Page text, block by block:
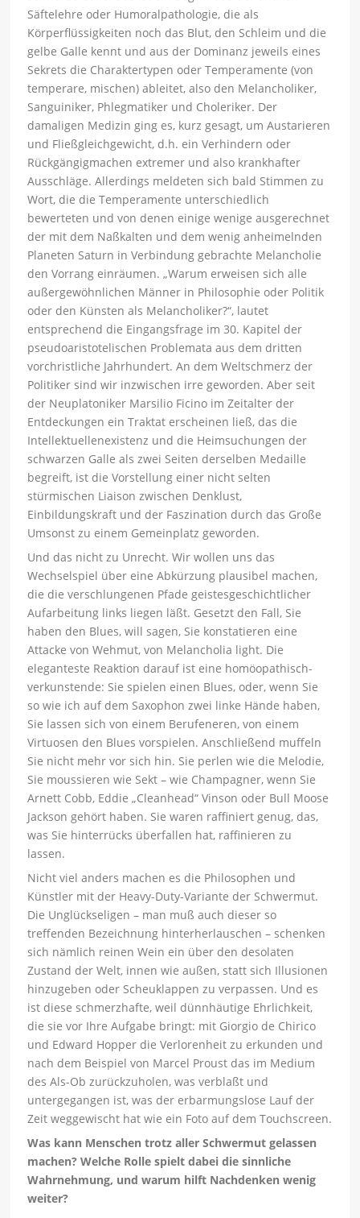
Säftelehre oder Humoralpathologie, die als
Körperflüssigkeiten noch das Blut, den Schleim und die
gelbe Galle kennt und aus der Dominanz jeweils eines
Sekrets die Charaktertypen oder Temperamente (von
temperare, mischen) ableitet, also den Melancholiker,
Sanguiniker, Phlegmatiker und Choleriker. Der
damaligen Medizin ging es, kurz gesagt, um Austarieren
und Fließgleichgewicht, d.h. ein Verhindern oder
Rückgängigmachen extremer und also krankhafter
Ausschläge. Allerdings meldeten sich bald Stimmen zu
Wort, die die Temperamente unterschiedlich
bewerteten und von denen einige wenige ausgerechnet
der mit dem Naßkalten und dem wenig anheimelnden
Planeten Saturn in Verbindung gebrachte Melancholie
den Vorrang einräumen. „Warum erweisen sich alle
außergewöhnlichen Männer in Philosophie oder Politik
oder den Künsten als Melancholiker?“, lautet
entsprechend die Eingangsfrage im 30. Kapitel der
pseudoaristotelischen Problemata aus dem dritten
vorchristliche Jahrhundert. An dem Weltschmerz der
Politiker sind wir inzwischen irre geworden. Aber seit
der Neuplatoniker Marsilio Ficino im Zeitalter der
Entdeckungen ein Traktat erscheinen ließ, das die
Intellektuellenexistenz und die Heimsuchungen der
schwarzen Galle als zwei Seiten derselben Medaille
begreift, ist die Vorstellung einer nicht selten
stürmischen Liaison zwischen Denklust,
Einbildungskraft und der Faszination durch das Große
Umsonst zu einem Gemeinplatz geworden.
Und das nicht zu Unrecht. Wir wollen uns das
Wechselspiel über eine Abkürzung plausibel machen,
die die verschlungenen Pfade geistesgeschichtlicher
Aufarbeitung links liegen läßt. Gesetzt den Fall, Sie
haben den Blues, will sagen, Sie konstatieren eine
Attacke von Wehmut, von Melancholia light. Die
eleganteste Reaktion darauf ist eine homöopathisch-
verkunstende: Sie spielen einen Blues, oder, wenn Sie
so wie ich auf dem Saxophon zwei linke Hände haben,
Sie lassen sich von einem Berufeneren, von einem
Virtuosen den Blues vorspielen. Anschließend muffeln
Sie nicht mehr vor sich hin. Sie perlen wie die Melodie,
Sie moussieren wie Sekt – wie Champagner, wenn Sie
Arnett Cobb, Eddie „Cleanhead“ Vinson oder Bull Moose
Jackson gehört haben. Sie waren raffiniert genug, das,
was Sie hinterrücks überfallen hat, raffinieren zu
lassen.
Nicht viel anders machen es die Philosophen und
Künstler mit der Heavy-Duty-Variante der Schwermut.
Die Unglückseligen – man muß auch dieser so
treffenden Bezeichnung hinterherlauschen – schenken
sich nämlich reinen Wein ein über den desolaten
Zustand der Welt, innen wie außen, statt sich Illusionen
hinzugeben oder Scheuklappen zu verpassen. Und es
ist diese schmerzhafte, weil dünnhäutige Ehrlichkeit,
die sie vor Ihre Aufgabe bringt: mit Giorgio de Chirico
und Edward Hopper die Verlorenheit zu erkunden und
nach dem Beispiel von Marcel Proust das im Medium
des Als-Ob zurückzuholen, was verblaßt und
untergegangen ist, was der erbarmungslose Lauf der
Zeit weggewischt hat wie ein Foto auf dem Touchscreen.
Was kann Menschen trotz aller Schwermut gelassen
machen? Welche Rolle spielt dabei die sinnliche
Wahrnehmung, und warum hilft Nachdenken wenig
weiter?